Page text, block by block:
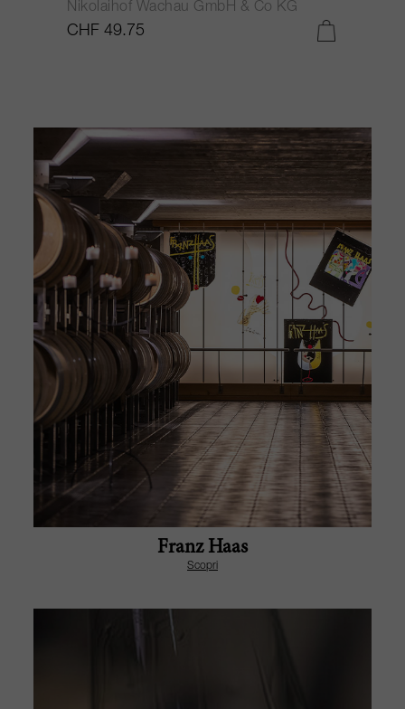
Nikolaihof Wachau GmbH & Co KG
CHF 45.40
Franz Haas
Scopri